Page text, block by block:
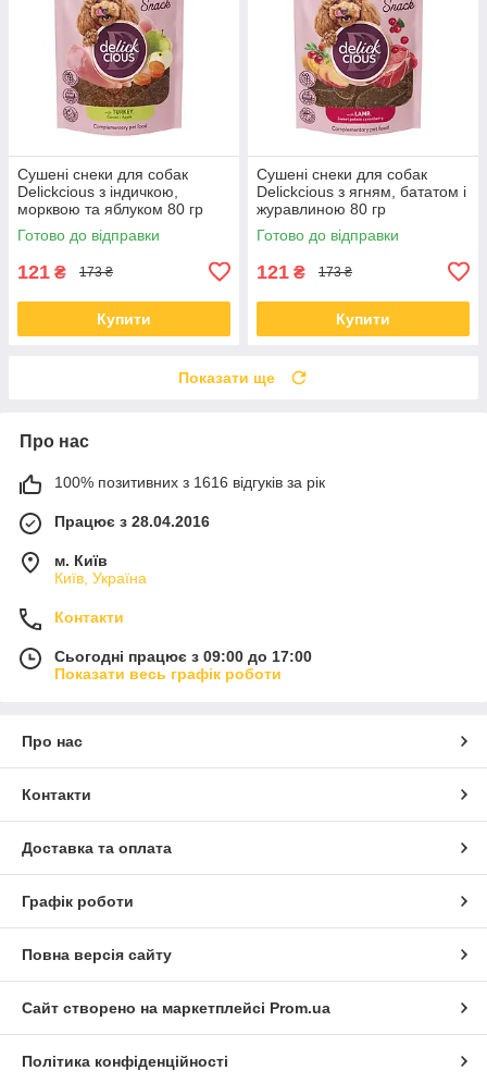
Сушені снеки для собак
Delickcious з індичкою,
морквою та яблуком 80 гр
Готово до відправки
121 ₴ 173 ₴
Купити
Сушені снеки для собак
Delickcious з ягням, бататом і
журавлиною 80 гр
Готово до відправки
121 ₴ 173 ₴
Купити
Показати ще
Про нас
100% позитивних з 1616 відгуків за рік
Працює з 28.04.2016
м. Київ
Київ, Україна
Контакти
Сьогодні працює з 09:00 до 17:00
Показати весь графік роботи
Про нас
Контакти
Доставка та оплата
Графік роботи
Повна версія сайту
Сайт створено на маркетплейсі Prom.ua
Політика конфіденційності